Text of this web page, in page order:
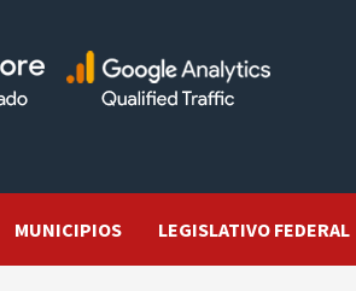
MUNICIPIOS LEGISLATIVO FEDERAL